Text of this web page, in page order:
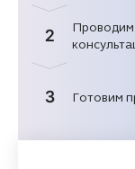
2
Проводим
3 Готовим